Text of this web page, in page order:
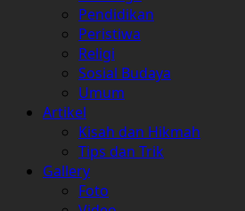
Pendidikan
Peristiwa
Religi
Sosial Budaya
Umum
Artikel
Kisah dan Hikmah
Tips dan Trik
Gallery
Foto